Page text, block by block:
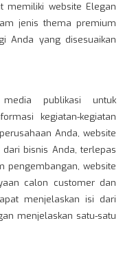
memiliki website Elegan
jenis thema premium
Anda yang disesuaikan
publikasi untuk
kegiatan-kegiatan
Anda, website
bisnis Anda, terlepas
pengembangan, website
calon customer dan
menjelaskan isi dari
menjelaskan satu-satu